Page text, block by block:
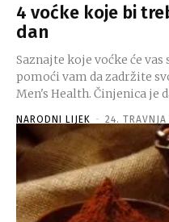
4 voćke koje bi
dan
Saznajte koje voćke će
pomoći vam da zadržite
Men's Health.
NARODNI LIJEK - 24.